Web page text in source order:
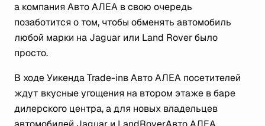
а компания Авто АЛЕА в свою очередь
позаботится о том, чтобы обменять автомобиль
любой марки на Jaguar или Land Rover было
просто.
В ходе Уикенда Trade-inв Авто АЛЕА посетителей
ждут вкусные угощения на втором этаже в баре
дилерского центра, а для новых владельцев